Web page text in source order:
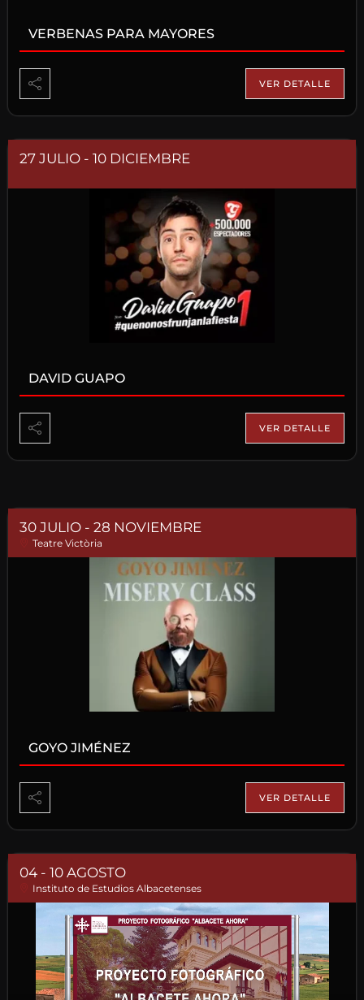
VERBENAS PARA MAYORES
VER DETALLE
27 JULIO - 10 DICIEMBRE
DAVID GUAPO
VER DETALLE
30 JULIO - 28 NOVIEMBRE
Teatre Victòria
GOYO JIMÉNEZ
VER DETALLE
04 - 10 AGOSTO
Instituto de Estudios Albacetenses